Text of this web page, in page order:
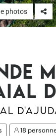
photos
18